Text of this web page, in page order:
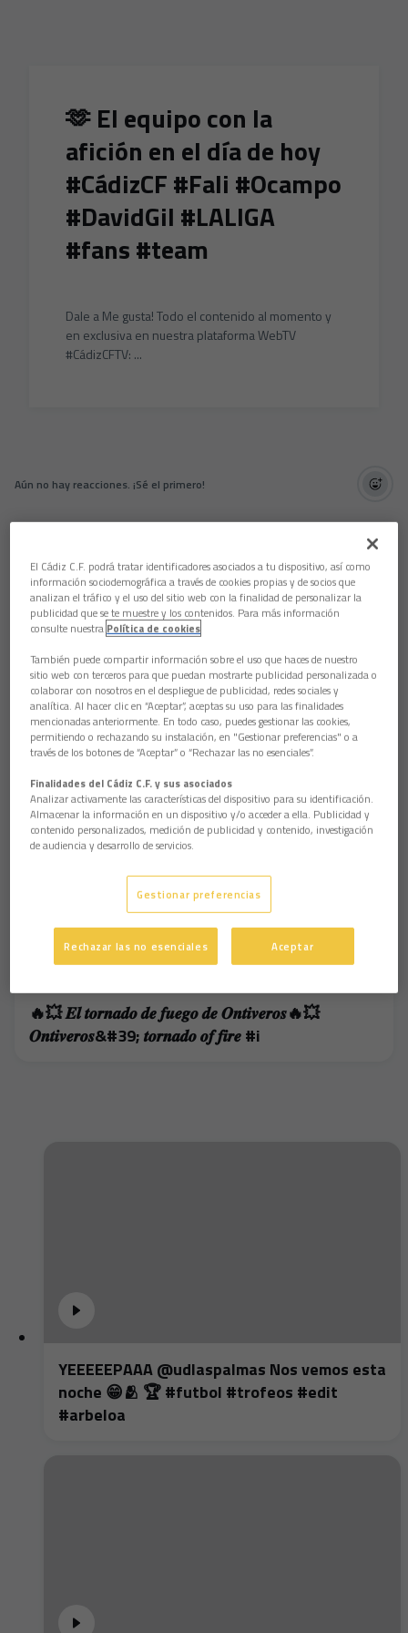
🫶 El equipo con la
afición en el día de hoy
#CádizCF #Fali #Ocampo
#DavidGil #LALIGA
#fans #team
Dale a Me gusta! Todo el contenido al momento y
en exclusiva en nuestra plataforma WebTV
#CádizCFTV: ...
Aún no hay reacciones. ¡Sé el primero!
🔥💥 𝑬𝒍 𝒕𝒐𝒓𝒏𝒂𝒅𝒐 𝒅𝒆 𝒇𝒖𝒆𝒈𝒐 𝒅𝒆 𝑶𝒏𝒕𝒊𝒗𝒆𝒓𝒐𝒔🔥💥
𝑶𝒏𝒕𝒊𝒗𝒆𝒓𝒐𝒔&#39; 𝒕𝒐𝒓𝒏𝒂𝒅𝒐 𝒐𝒇 𝒇𝒊𝒓𝒆 #i
YEEEEEPAAA @udlaspalmas Nos vemos esta
noche 😁🫂 🏆 #futbol #trofeos #edit
#arbeloa
El Cádiz C.F. podrá tratar identificadores asociados a tu dispositivo, así como
información sociodemográfica a través de cookies propias y de socios que
analizan el tráfico y el uso del sitio web con la finalidad de personalizar la
publicidad que se te muestre y los contenidos. Para más información
consulte nuestra Política de cookies
También puede compartir información sobre el uso que haces de nuestro
sitio web con terceros para que puedan mostrarte publicidad personalizada o
colaborar con nosotros en el despliegue de publicidad, redes sociales y
analítica. Al hacer clic en “Aceptar”, aceptas su uso para las finalidades
mencionadas anteriormente. En todo caso, puedes gestionar las cookies,
permitiendo o rechazando su instalación, en "Gestionar preferencias" o a
través de los botones de “Aceptar” o “Rechazar las no esenciales”.
Finalidades del Cádiz C.F. y sus asociados
Analizar activamente las características del dispositivo para su identificación.
Almacenar la información en un dispositivo y/o acceder a ella. Publicidad y
contenido personalizados, medición de publicidad y contenido, investigación
de audiencia y desarrollo de servicios.
Gestionar preferencias
Rechazar las no esenciales Aceptar